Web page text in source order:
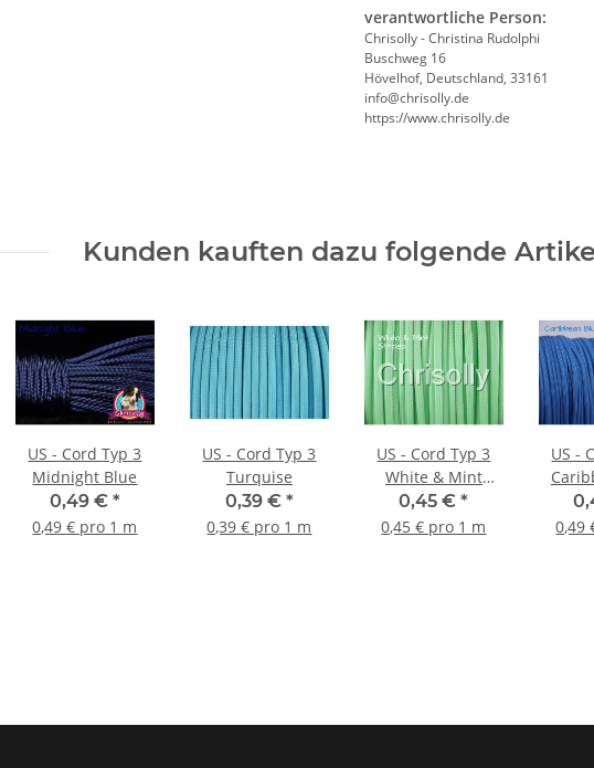
verantwortliche Person:
Chrisolly - Christina Rudolphi
Buschweg 16
Hövelhof, Deutschland, 33161
info@chrisolly.de
https://www.chrisolly.de
Kunden kauften dazu folgende
US - Cord Typ 3
Midnight Blue
0,49 € *
0,49 € pro 1 m
US - Cord Typ 3
Turquise
0,39 € *
0,39 € pro 1 m
US - Cord Typ 3
White & Mint
Stripes
0,45 €*
0,45 € pro 1 m
US -
0,49